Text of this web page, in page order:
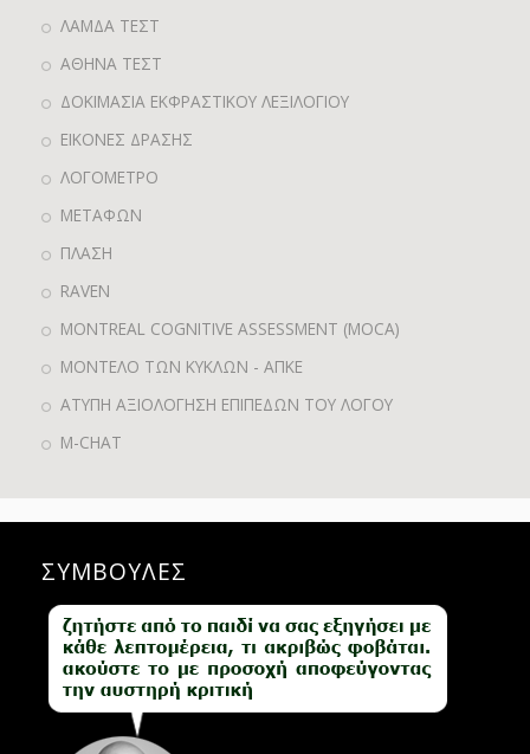
ΛΑΜΔΑ ΤΕΣΤ
ΑΘΗΝΑ ΤΕΣΤ
ΔΟΚΙΜΑΣΙΑ ΕΚΦΡΑΣΤΙΚΟΥ ΛΕΞΙΛΟΓΙΟΥ
ΕΙΚΟΝΕΣ ΔΡΑΣΗΣ
ΛΟΓΟΜΕΤΡΟ
ΜΕΤΑΦΩΝ
ΠΛΑΣΗ
RAVEN
MONTREAL COGNITIVE ASSESSMENT (MOCA)
ΜΟΝΤΕΛΟ ΤΩΝ ΚΥΚΛΩΝ - ΑΠΚΕ
ΑΤΥΠΗ ΑΞΙΟΛΟΓΗΣΗ ΕΠΙΠΕΔΩΝ ΤΟΥ ΛΟΓΟΥ
M-CHAT
ΣΥΜΒΟΥΛΕΣ